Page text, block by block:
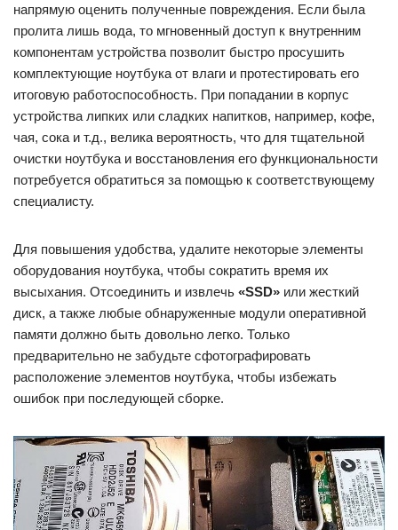
напрямую оценить полученные повреждения. Если была
пролита лишь вода, то мгновенный доступ к внутренним
компонентам устройства позволит быстро просушить
комплектующие ноутбука от влаги и протестировать его
итоговую работоспособность. При попадании в корпус
устройства липких или сладких напитков, например, кофе,
чая, сока и т.д., велика вероятность, что для тщательной
очистки ноутбука и восстановления его функциональности
потребуется обратиться за помощью к соответствующему
специалисту.
Для повышения удобства, удалите некоторые элементы
оборудования ноутбука, чтобы сократить время их
высыхания. Отсоединить и извлечь «SSD» или жесткий
диск, а также любые обнаруженные модули оперативной
памяти должно быть довольно легко. Только
предварительно не забудьте сфотографировать
расположение элементов ноутбука, чтобы избежать
ошибок при последующей сборке.